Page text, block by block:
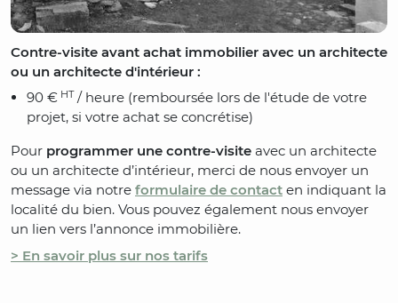
Contre-visite avant achat immobilier avec un architecte
ou un architecte d'intérieur :
90 € HT / heure (remboursée lors de l'étude de votre
projet, si votre achat se concrétise)
Pour programmer une contre-visite avec un architecte
ou un architecte d’intérieur, merci de nous envoyer un
message via notre formulaire de contact en indiquant la
localité du bien. Vous pouvez également nous envoyer
un lien vers l’annonce immobilière.
> En savoir plus sur nos tarifs